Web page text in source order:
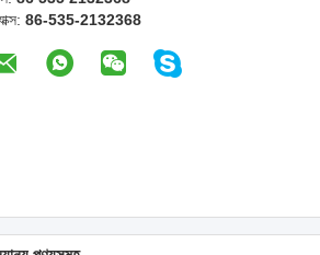
86-535-2132368